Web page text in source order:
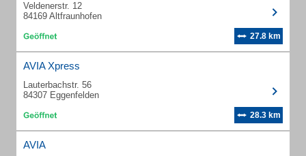
Veldenerstr. 12
84169 Altfraunhofen
27.8 km
AVIA Xpress
Lauterbachstr. 56
84307 Eggenfelden
28.3 km
AVIA